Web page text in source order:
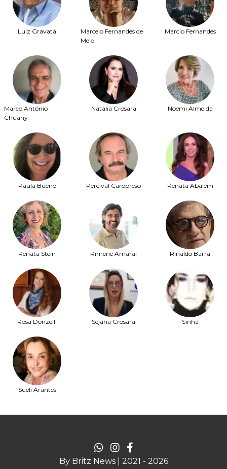
Luiz Gravatá
Marcelo Fernandes de
Melo
Marcio Fernandes
Marco Antônio
Chuahy
Natália Crosara Noemi Almeida
Paula Bueno Percival Caropreso Renata Abalém
Renata Stein Rimene Amaral Rinaldo Barra
Rosa Donzelli Sejana Crosara Sinhá
Sueli Arantes
By Britz News | 2021 - 2026